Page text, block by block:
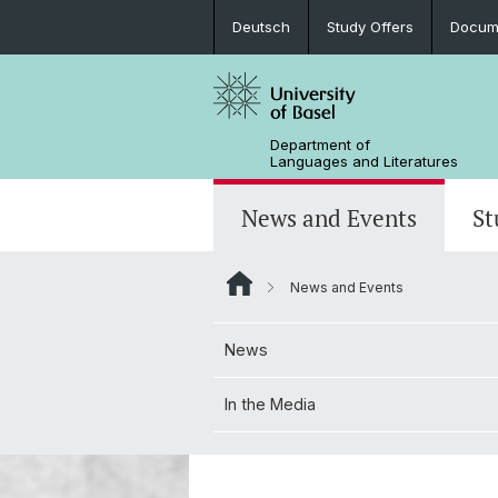
Deutsch Study Offers
Department of
Languages and Literatures
News and Events
News
In the Media
Bachelor’s Degrees
Student Advisory Service
Doctoral Program in Linguistics
Departmental Assembly
Scientific Advisory Board
News and Events
News
In the Media